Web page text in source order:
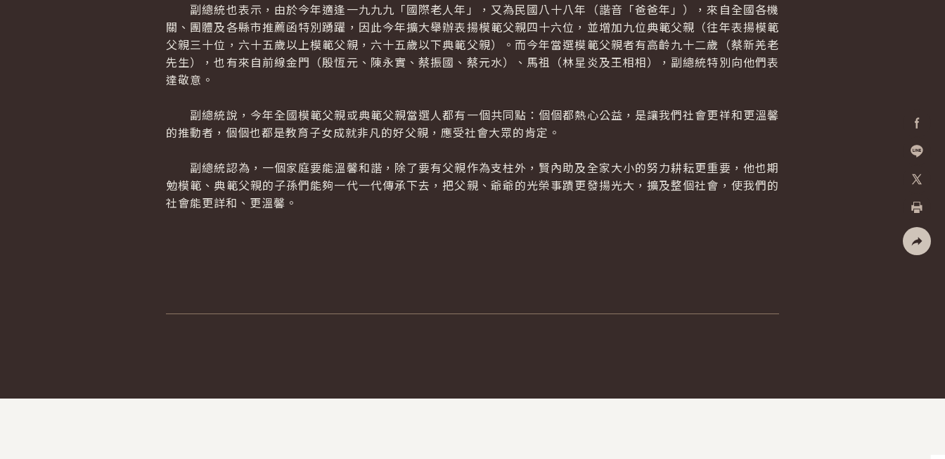
加入好
列印
副總統也表示，由於今年適逢一九九九「國際老人年」，又為民國八十八年（諧音「爸爸年」），來自全國各機
關、團體及各縣市推薦函特別踴躍，因此今年擴大舉辦表揚模範父親四十六位，並增加九位典範父親（往年表揚模範
父親三十位，六十五歲以上模範父親，六十五歲以下典範父親）。而今年當選模範父親者有高齡九十二歲（蔡新羌老
先生），也有來自前線金門（殷恆元、陳永實、蔡振國、蔡元水）、馬祖（林星炎及王相相），副總統特別向他們表
達敬意。
副總統說，今年全國模範父親或典範父親當選人都有一個共同點：個個都熱心公益，是讓我們社會更祥和更溫馨
的推動者，個個也都是教育子女成就非凡的好父親，應受社會大眾的肯定。
副總統認為，一個家庭要能溫馨和諧，除了要有父親作為支柱外，賢內助及全家大小的努力耕耘更重要，他也期
勉模範、典範父親的子孫們能夠一代一代傳承下去，把父親、爺爺的光榮事蹟更發揚光大，擴及整個社會，使我們的
社會能更詳和、更溫馨。